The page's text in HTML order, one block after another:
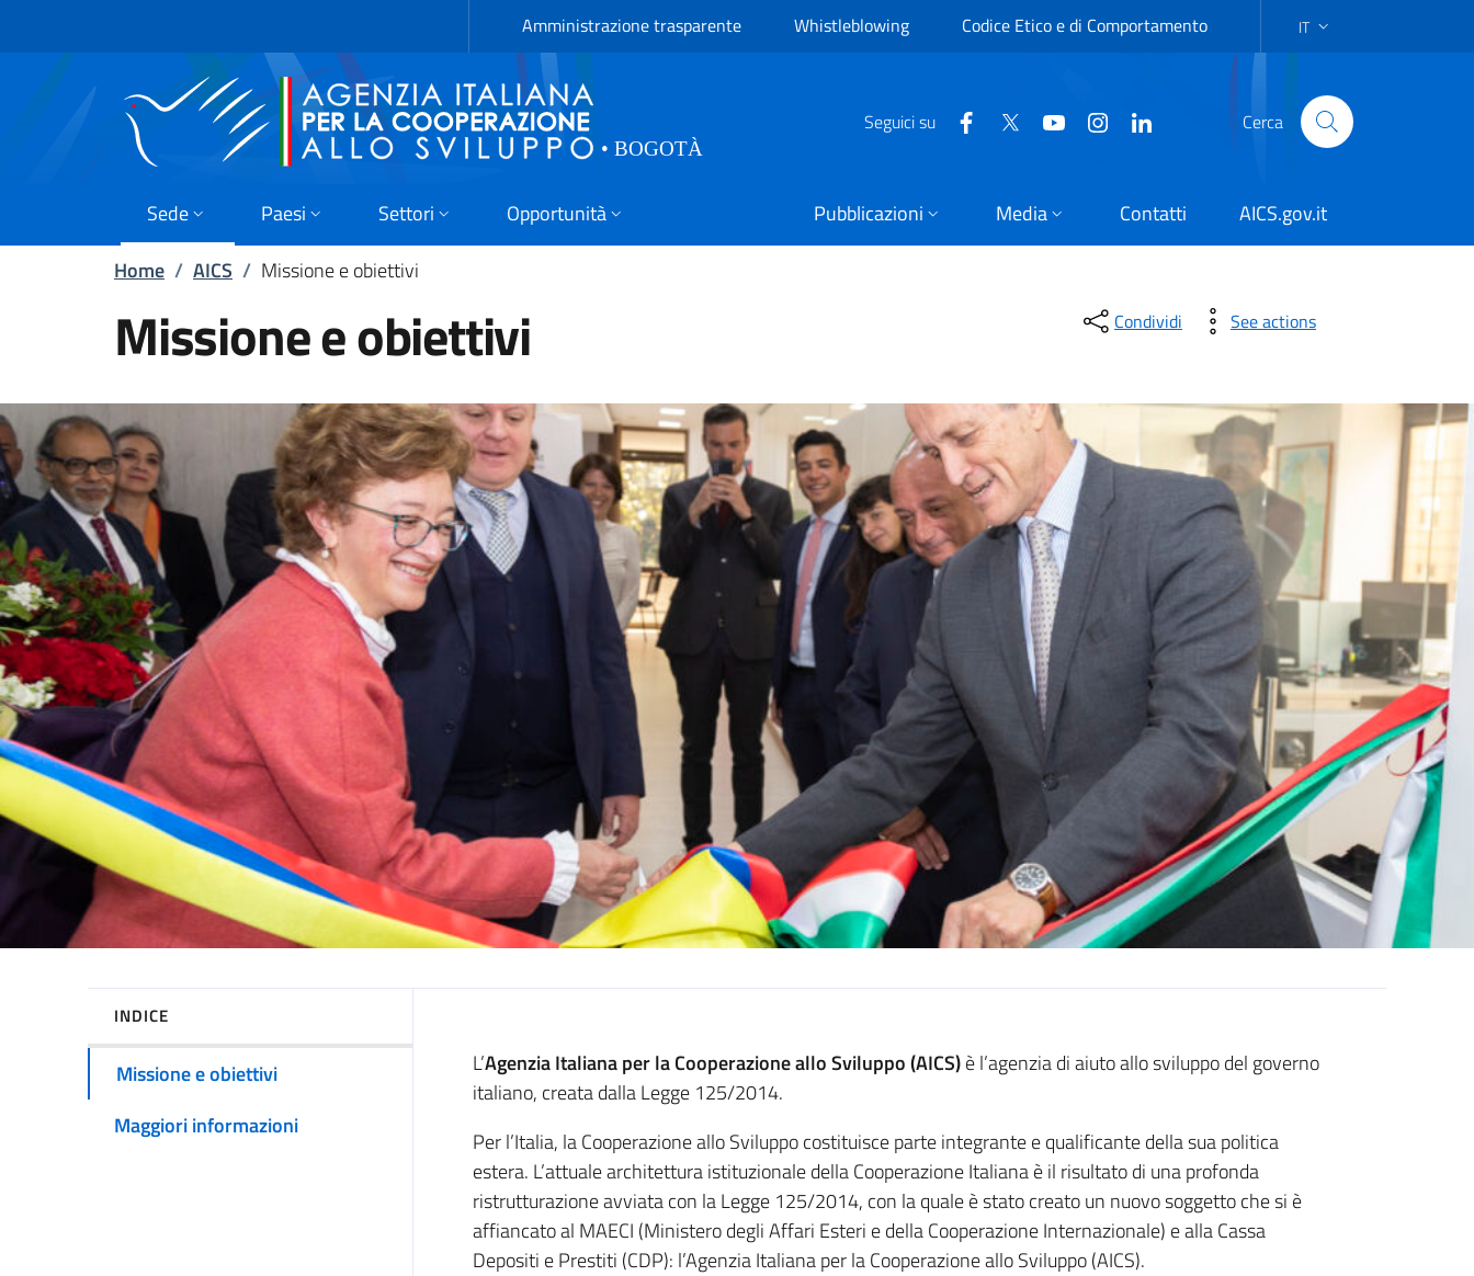
Amministrazione trasparente Whistleblowing Codice Etico e di Comportamento SCELTA DELLA LINGUA:IT
IT
Seguici su Cerca
Sede Paesi Settori Opportunità Pubblicazioni Media Contatti
AICS.gov.it
Home / AICS / Missione e obiettivi
Missione e obiettivi
Oltre che in Colombia, la Sede AICS di Bogotá è attiva anche in altri
Condividi See actions
INDICE
Missione e obiettivi
Maggiori informazioni
L’Agenzia Italiana per la Cooperazione allo Sviluppo (AICS)è l’agenzia di aiuto allo sviluppo del governo
italiano, creata dalla Legge 125/2014.
Per l’Italia, la Cooperazione allo Sviluppo costituisce parte integrante e qualificante della sua politica
estera. L’attuale architettura istituzionale della Cooperazione Italiana è il risultato di una profonda
ristrutturazione avviata con la Legge 125/2014, con la quale è stato creato un nuovo soggetto che si è
affiancato al MAECI (Ministero degli Affari Esteri e della Cooperazione Internazionale) e alla Cassa
Depositi e Prestiti (CDP): l’Agenzia Italiana per la Cooperazione allo Sviluppo (AICS).